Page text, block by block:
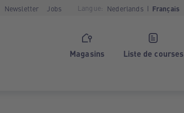
Newsletter Jobs Langue: Nederlands Français
Magasins Liste de courses